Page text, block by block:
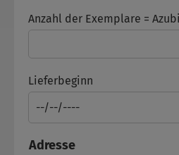
Anzahl der Exemplare =
Lieferbeginn
Adresse